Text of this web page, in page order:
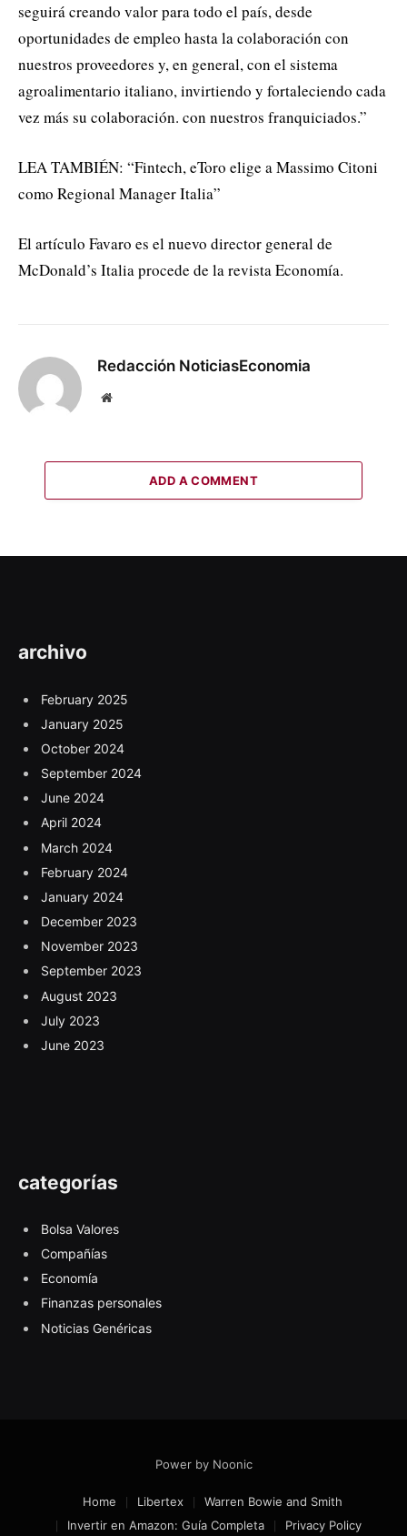
seguirá creando valor para todo el país, desde
oportunidades de empleo hasta la colaboración con
nuestros proveedores y, en general, con el sistema
agroalimentario italiano, invirtiendo y fortaleciendo cada
vez más su colaboración. con nuestros franquiciados.”
LEA TAMBIÉN: “Fintech, eToro elige a Massimo Citoni
como Regional Manager Italia”
El artículo Favaro es el nuevo director general de
McDonald’s Italia procede de la revista Economía.
Redacción NoticiasEconomia
Website
ADD A COMMENT
archivo
February 2025
January 2025
October 2024
September 2024
June 2024
April 2024
March 2024
February 2024
January 2024
December 2023
November 2023
September 2023
August 2023
July 2023
June 2023
categorías
Bolsa Valores
Compañías
Economía
Finanzas personales
Noticias Genéricas
Power by Noonic
Home Libertex
Warren Bowie and Smith
Invertir en Amazon: Guía Completa
Privacy Policy